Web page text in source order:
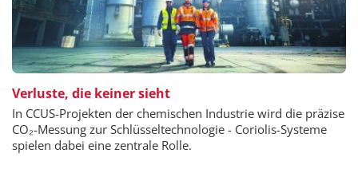
Verluste, die keiner sieht
In CCUS-Projekten der chemischen Industrie wird die präzise
CO₂-Messung zur Schlüsseltechnologie - Coriolis-Systeme
spielen dabei eine zentrale Rolle.